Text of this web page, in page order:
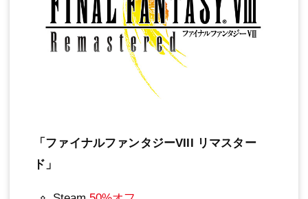
「ファイナルファンタジーVIII リマスター
ド」